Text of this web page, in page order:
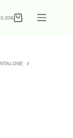
0,00€
/